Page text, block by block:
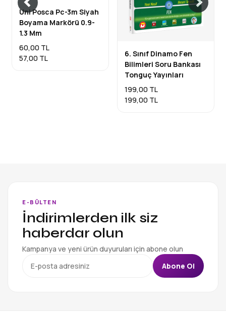
Uni Posca Pc-3m Siyah
Boyama Markörü 0.9-
1.3 Mm
60,00 TL
57,00 TL
6. Sınıf Dinamo Fen
Bilimleri Soru Bankası
Tonguç Yayınları
199,00 TL
199,00 TL
E-BÜLTEN
İndirimlerden ilk siz
haberdar olun
Kampanya ve yeni ürün duyuruları için abone olun
Abone Ol